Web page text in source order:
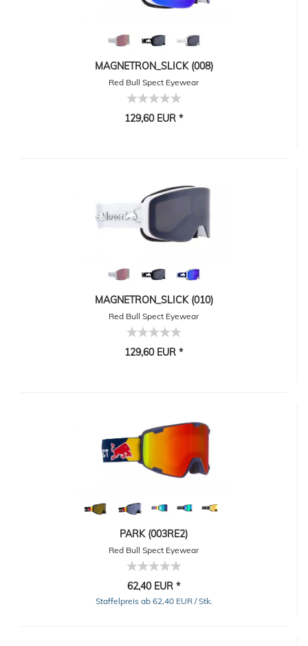
MAGNETRON_SLICK (008)
Red Bull Spect Eyewear
129,60 EUR *
MAGNETRON_SLICK (010)
Red Bull Spect Eyewear
129,60 EUR *
PARK (003RE2)
Red Bull Spect Eyewear
62,40 EUR *
Staffelpreis ab 62,40 EUR / Stk.